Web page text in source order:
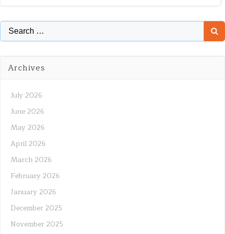
Search
for:
Archives
July 2026
June 2026
May 2026
April 2026
March 2026
February 2026
January 2026
December 2025
November 2025